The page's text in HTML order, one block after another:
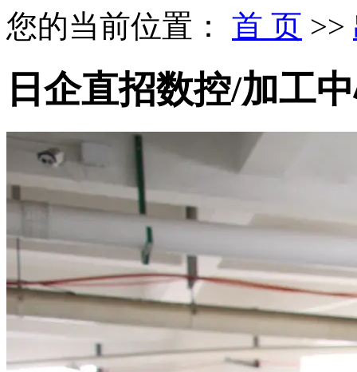
您的当前位置： 首 页 >>
日企直招数控/加工